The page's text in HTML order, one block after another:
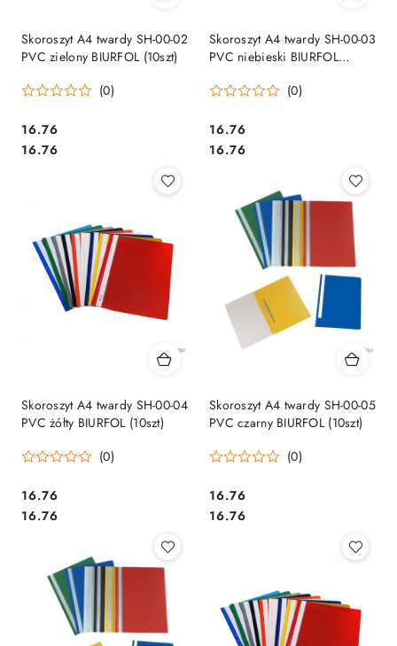
Skoroszyt A4 twardy SH-00-02
PVC zielony BIURFOL (10szt)
(0)
Cena:
16.76
Cena:
16.76
Skoroszyt A4 twardy SH-00-03
PVC niebieski BIURFOL
(0)
Cena:
16.76
Cena:
16.76
Skoroszyt A4 twardy SH-00-04
PVC żółty BIURFOL (10szt)
(0)
Cena:
16.76
Cena:
16.76
Skoroszyt A4 twardy SH-00-05
PVC czarny BIURFOL (10szt)
(0)
Cena:
16.76
Cena:
16.76